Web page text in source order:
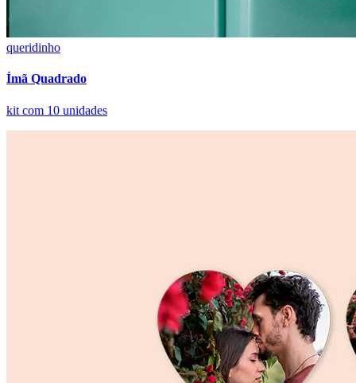
queridinho
Ímã Quadrado
kit com 10 unidades